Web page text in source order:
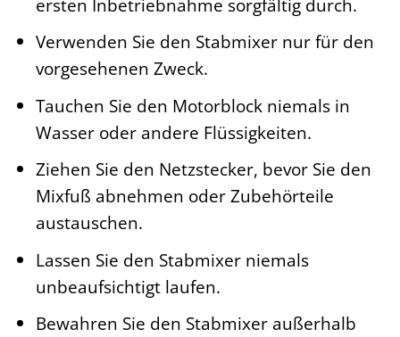
Verwenden Sie den Stabmixer nur für den
vorgesehenen Zweck.
Tauchen Sie den Motorblock niemals in
Wasser oder andere Flüssigkeiten.
Ziehen Sie den Netzstecker, bevor Sie den
Mixfuß abnehmen oder Zubehörteile
austauschen.
Lassen Sie den Stabmixer niemals
unbeaufsichtigt laufen.
Bewahren Sie den Stabmixer außerhalb